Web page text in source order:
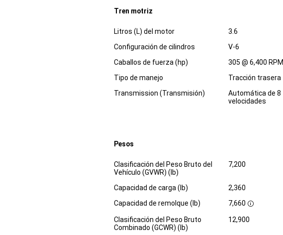
Tren motriz
Especificaciones Dimensiones
Litros (L) del motor
3.6
Configuración de cilindros
V-6
Caballos de fuerza (hp)
305 @ 6,400 RPM
Tipo de manejo
Tracción trasera
Transmission (Transmisión)
Automática de 8
velocidades
Pesos
Especificaciones Dimensiones
Clasificación del Peso Bruto del
Vehículo (GVWR) (lb)
7,200
Capacidad de carga (lb)
2,360
Capacidad de remolque (lb)
7,660 D
Clasificación del Peso Bruto
Combinado (GCWR) (lb)
12,900